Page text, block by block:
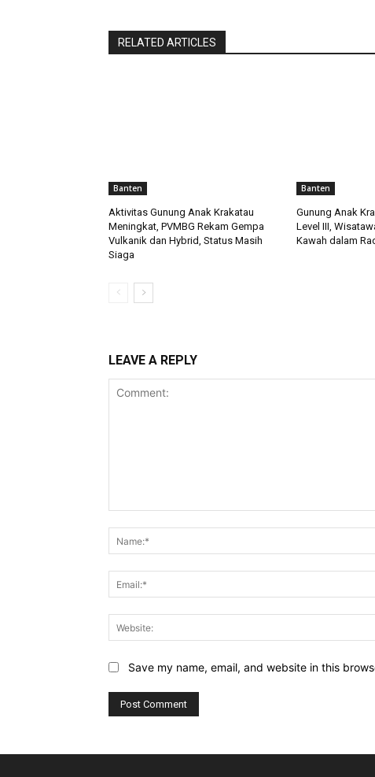
RELATED ARTICLES
Banten
Aktivitas Gunung Anak Krakatau
Meningkat, PVMBG Rekam Gempa
Vulkanik dan Hybrid, Status Masih
Siaga
Banten
Gunung Anak
Level III,
Kawah dalam
LEAVE A REPLY
Save my name, email, and website in this